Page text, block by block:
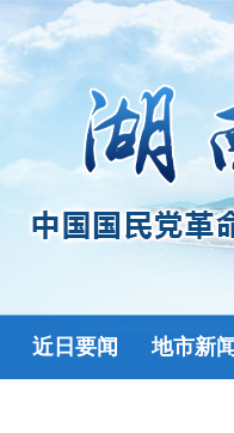
近日要闻 地市新